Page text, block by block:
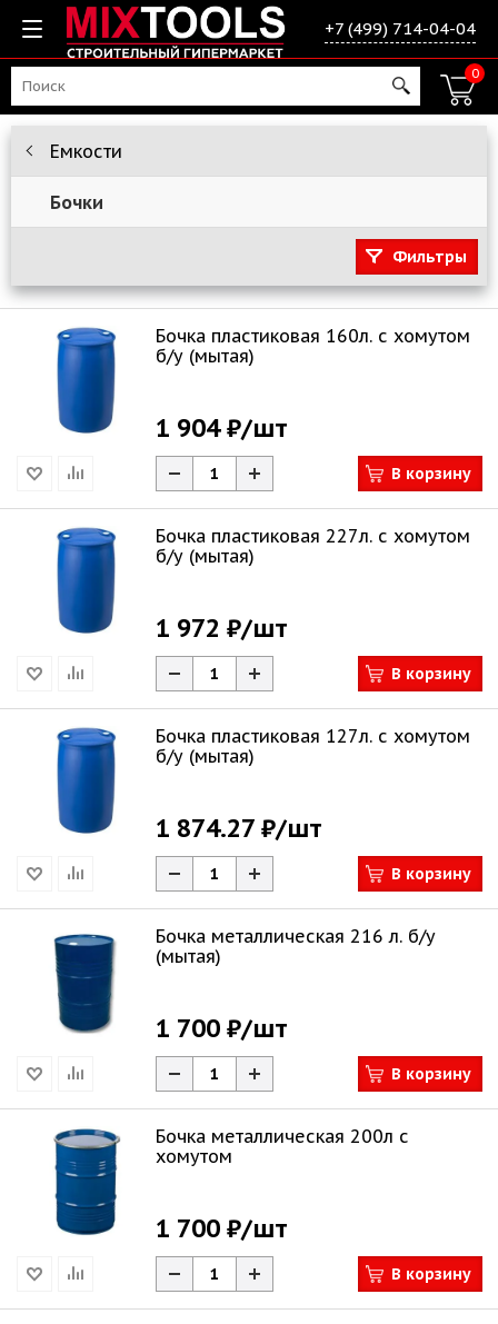
+7 (499) 714-04-04
0
Емкости
Бочки
Фильтры
Бочка пластиковая 160л. с хомутом
б/у (мытая)
1 904 ₽/шт
В корзину
Бочка пластиковая 227л. с хомутом
б/у (мытая)
1 972 ₽/шт
В корзину
Бочка пластиковая 127л. с хомутом
б/у (мытая)
1 874.27 ₽/шт
В корзину
Бочка металлическая 216 л. б/у
(мытая)
1 700 ₽/шт
В корзину
Бочка металлическая 200л с
хомутом
1 700 ₽/шт
В корзину